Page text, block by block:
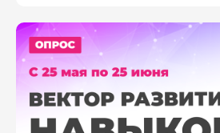
конкретного направления.
делаете всё и для